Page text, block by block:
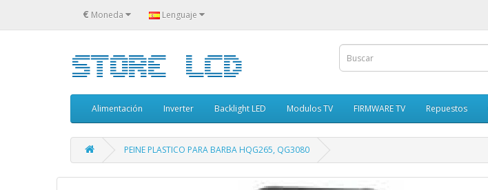
€ Moneda Lenguaje
Alimentación Inverter Backlight LED Modulos TV FIRMWARE TV Repuestos
PEINE PLASTICO PARA BARBA HQG265, QG3080